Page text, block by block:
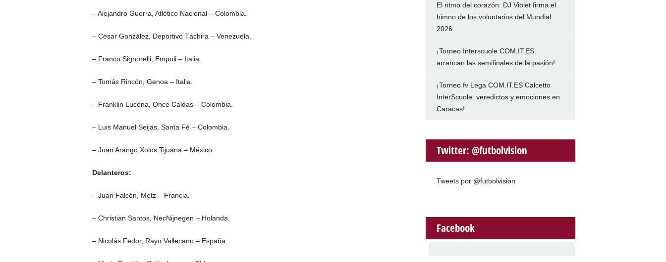
– Alejandro Guerra, Atlético Nacional – Colombia.
– César González, Deportivo Táchira – Venezuela.
– Franco Signorelli, Empoli – Italia.
– Tomás Rincón, Genoa – Italia.
– Franklin Lucena, Once Caldas – Colombia.
– Luis Manuel Seijas, Santa Fé – Colombia.
– Juan Arango,Xolos Tijuana – México.
Delanteros:
– Juan Falcón, Metz – Francia.
– Christian Santos, NecNijnegen – Holanda.
– Nicolás Fedor, Rayo Vallecano – España.
El ritmo del corazón: DJ Violet firma el
himno de los voluntarios del Mundial
2026
¡Torneo Interscuole COM.IT.ES:
arrancan las semifinales de la pasión!
¡Torneo fv Lega COM.IT.ES Calcetto
InterScuole: veredictos y emociones en
Caracas!
Twitter: @futbolvision
Tweets por @futbolvision
Facebook